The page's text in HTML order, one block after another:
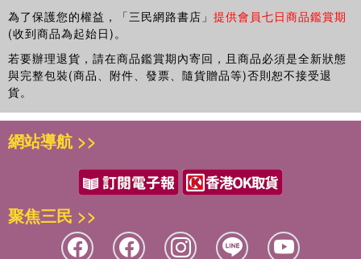
為了保護您的權益，「三民網路書店」 提供會員七日商品鑑賞期
(收到商品為起始日)。
若要辦理退貨，請在商品鑑賞期內寄回，且商品必須是全新狀態
與完整包裝(商品、附件、發票、隨貨贈品等)否則恕不接受退
貨。
網站導航 >>
聚焦三民 >>